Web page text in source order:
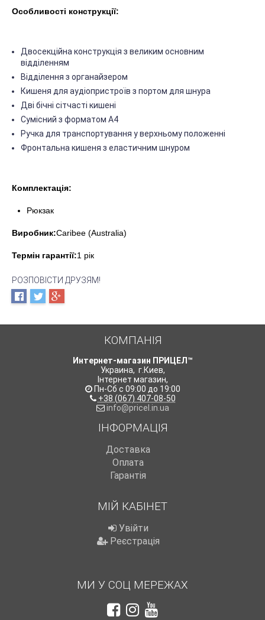
Особливості конструкції:
Двосекційна конструкція з великим основним
відділенням
Відділення з органайзером
Кишеня для аудіопристроїв з портом для шнура
Дві бічні сітчасті кишені
Сумісний з форматом А4
Ручка для транспортування у верхньому положенні
Фронтальна кишеня з еластичним шнуром
Комплектація:
Рюкзак
Виробник:Caribee (Australia)
Термін гарантії:1 рік
РОЗПОВІСТИ ДРУЗЯМ!
КОМПАНІЯ
Интернет-магазин ПРИЦЕЛ™
Украина, г.Киев,
Інтернет магазин,
Пн-Сб с 09:00 до 19:00
+38 (067) 407-08-50
info@pricel.in.ua
ІНФОРМАЦІЯ
Доставка
Оплата
Гарантія
МІЙ КАБІНЕТ
Увійти
Реєстрація
МИ У СОЦ МЕРЕЖАХ